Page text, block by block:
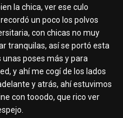
la chica, ver ese culo
un poco los polvos
con chicas no muy
tranquilas, así se portó esta
poses más y para
y ahí me cogí de los lados
y atrás, ahí estuvimos
con tooodo, que rico ver